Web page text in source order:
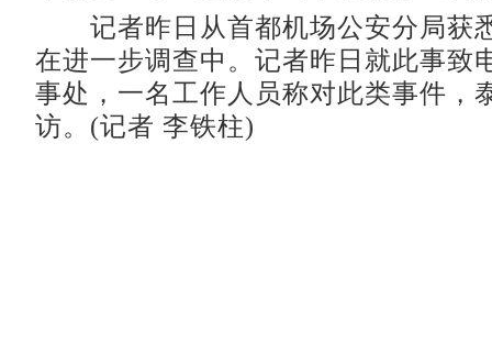
记者昨日从首都机场公安分局获
在进一步调查中。记者昨日就此事致
事处，一名工作人员称对此类事件，
访。(记者 李铁柱)